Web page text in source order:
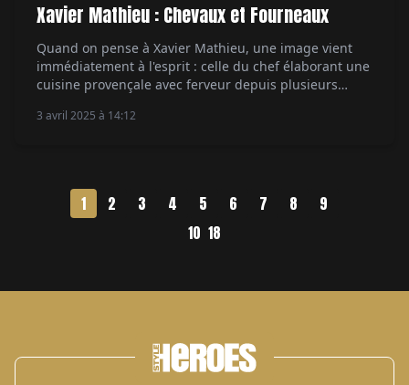
Xavier Mathieu : Chevaux et Fourneaux
Quand on pense à Xavier Mathieu, une image vient
immédiatement à l'esprit : celle du chef élaborant une
cuisine provençale avec ferveur depuis plusieurs
autre. Et s'il parle de batterie, de carcasse et de
3 avril 2025 à 14:12
1 2 3 4 5 6 7 8
9
10 18